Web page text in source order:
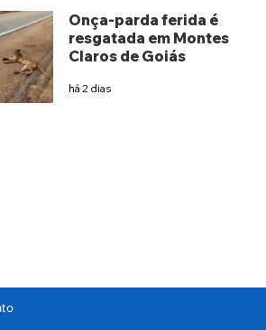
Onça-parda ferida é
resgatada em Montes
Claros de Goiás
há 2 dias